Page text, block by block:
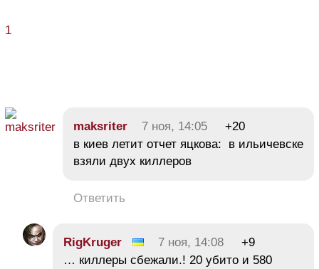
1
maksriter 7 ноя, 14:05
+20
в киев летит отчет яцкова: в ильичевске
взяли двух киллеров
Ответить
RigKruger 7 ноя, 14:08
+9
… киллеры сбежали.! 20 убито и 580